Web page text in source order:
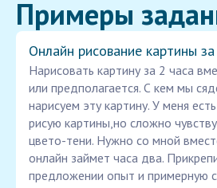
Примеры
Онлайн рисование картины
Нарисовать картину за 2 часа
или предполагается. С кем мы
нарисуем эту картину. У меня
рисую картины,но сложно
цвето-тени. Нужно со мной
онлайн займет часа два.
предложении опыт и примерную